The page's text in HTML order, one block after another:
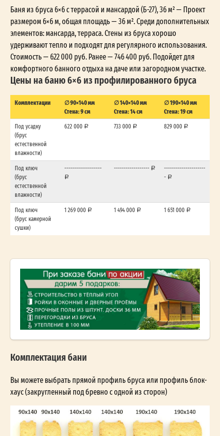
Баня из бруса 6×6 с террасой и мансардой (Б-27), 36 м² — Проект
размером 6×6 м, общая площадь — 36 м². Среди дополнительных
элементов: мансарда, терраса. Стены из бруса хорошо
удерживают тепло и подходят для регулярного использования.
Стоимость — 622 000 руб. Ранее — 746 400 руб. Подойдет для
комфортного банного отдыха на даче или загородном участке.
Цены на баню 6×6 из профилированного бруса
Комплектации
∅ 90×140 мм
Стена: 9 см
∅ 140×140 мм
Стена: 14 см
∅ 190×140 мм
Стена: 19 см
Под усадку
(брус
естественной
влажности)
622 000 733 000 829 000
Под ключ
(брус
естественной
влажности)
------------------- ------------------
---------------------
-
Под ключ
(брус камерной
сушки)
1 269 000 1 494 000 1 651 000
Комплектация бани
Вы можете выбрать прямой профиль бруса или профиль блок-
хаус (закругленный под бревно с одной из сторон)